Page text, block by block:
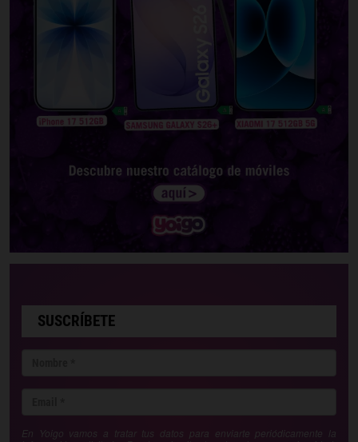
SUSCRÍBETE
En Yoigo vamos a tratar tus datos para enviarte periódicamente la